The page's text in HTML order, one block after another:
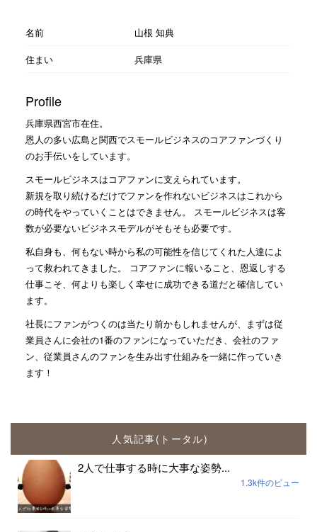
名前
山根 知典
住まい
兵庫県
Profile
兵庫県西宮市在住。
恩人の多い広島と関西でスモールビジネスのコアファンづくり
のお手伝いをしています。
スモールビジネスはコアファンに支えられています。
新規を取り続けるだけでファンを作れないビジネスはこれから
の時代をやっていくことはできません。 スモールビジネスは客
数が必要ないビジネスモデルがそもそも必要です。
私自身も、何もない時から私の可能性を信じてくれた人達によ
って救われてきました。 コアファンに報いること、恩返しする
仕事こそ、何よりも楽しく幸せに成功できる道だと確信してい
ます。
社長にファンがつくのは当たり前かもしれませんが、まずは従
業員さんに会社の1番のファンになっていただき、会社のファ
ン、従業員さんのファンを生み出す仕組みを一緒に作っていき
ます！
人気記事(トータル)
2人で仕事する時に大事な姿勢...
1.3k件のビュー